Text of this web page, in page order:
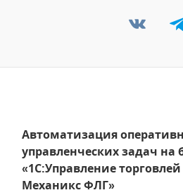
Автоматизация
управленческих задач на
«1С:Управление
Механикс ФЛГ»